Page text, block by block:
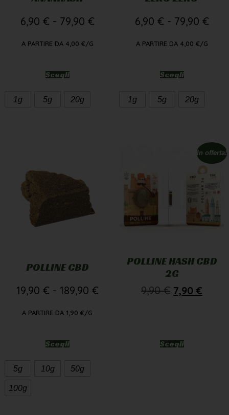
6,90 € - 79,90 €
A PARTIRE DA 4,00 €/G
Scegli
1g 5g 20g
6,90 € - 79,90 €
A PARTIRE DA 4,00 €/G
Scegli
1g 5g 20g
POLLINE CBD
19,90 € - 189,90 €
A PARTIRE DA 1,90 €/G
Scegli
5g 10g 50g
100g
In offerta!
POLLINE HASH CBD
2G
9,90€ 7,90 €
Scegli